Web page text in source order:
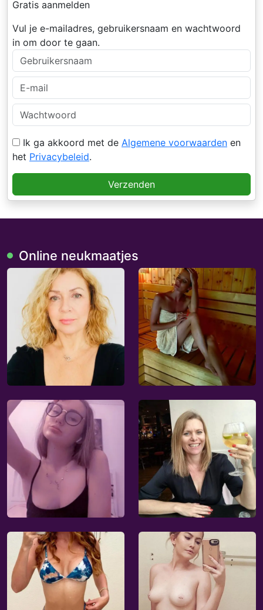
Gratis aanmelden
Vul je e-mailadres, gebruikersnaam en wachtwoord
in om door te gaan.
Ik ga akkoord met de Algemene voorwaarden en
het Privacybeleid.
Verzenden
Online neukmaatjes